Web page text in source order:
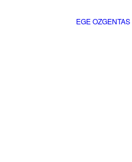
EGE OZGENTAS